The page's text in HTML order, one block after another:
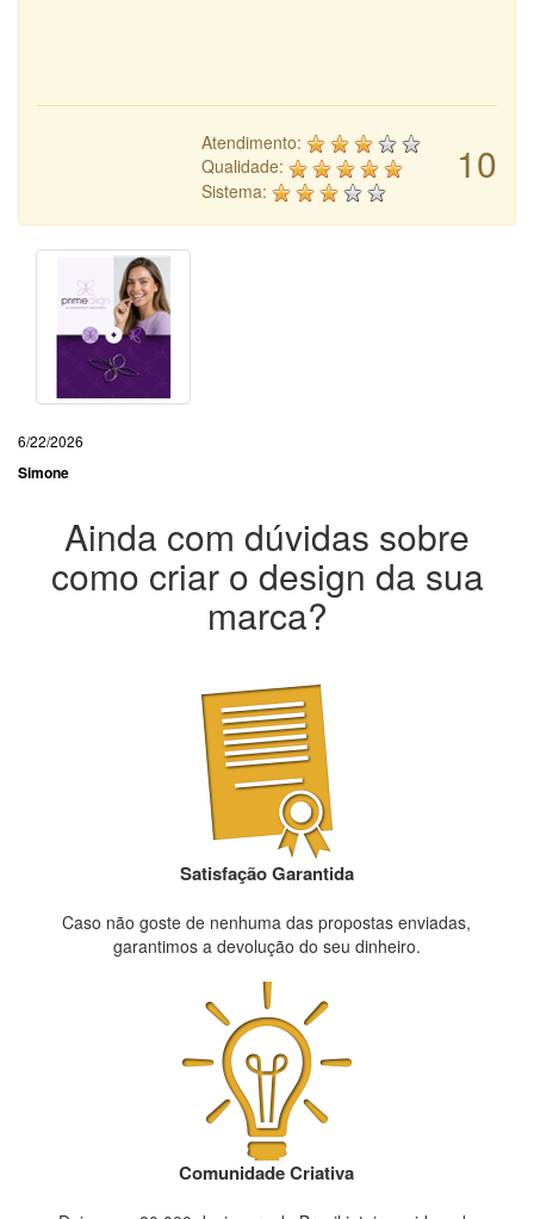
10
Atendimento:
Qualidade:
Sistema:
6/22/2026
Simone
Ainda com dúvidas sobre
como criar o design da sua
marca?
Satisfação Garantida
Caso não goste de nenhuma das propostas enviadas,
garantimos a devolução do seu dinheiro.
Comunidade Criativa